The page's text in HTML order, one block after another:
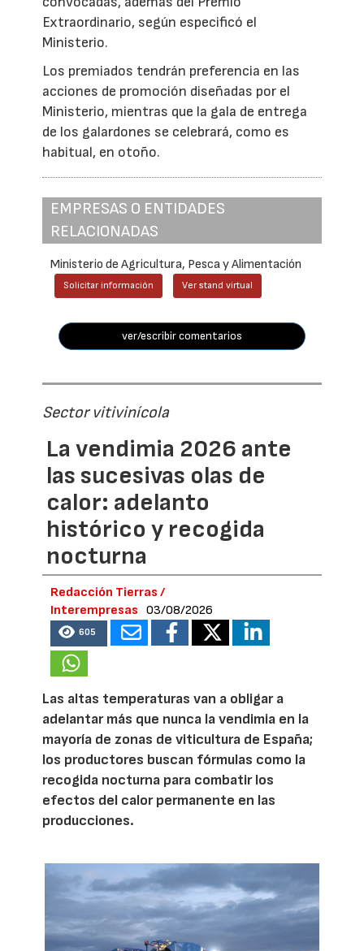
Extraordinario, según especificó el
Ministerio.
Los premiados tendrán preferencia en las
acciones de promoción diseñadas por el
Ministerio, mientras que la gala de entrega
de los galardones se celebrará, como es
habitual, en otoño.
EMPRESAS O ENTIDADES
RELACIONADAS
Ministerio de Agricultura, Pesca y Alimentación
Solicitar información Ver stand virtual
ver/escribir comentarios
Sector vitivinícola
La vendimia 2026 ante
las sucesivas olas de
calor: adelanto
histórico y recogida
nocturna
Redacción Tierras /
Interempresas
03/08/2026
605
Las altas temperaturas van a obligar a
adelantar más que nunca la vendimia en la
mayoría de zonas de viticultura de España;
los productores buscan fórmulas como la
recogida nocturna para combatir los
efectos del calor permanente en las
producciones.